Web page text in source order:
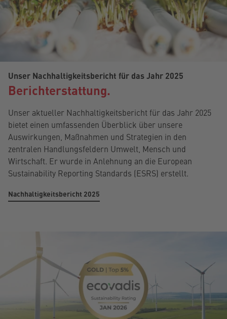
Unser Nachhaltigkeitsbericht für das Jahr 2025
Berichterstattung.
Unser aktueller Nachhaltigkeitsbericht für das Jahr 2025
bietet einen umfassenden Überblick über unsere
Auswirkungen, Maßnahmen und Strategien in den
zentralen Handlungsfeldern Umwelt, Mensch und
Wirtschaft. Er wurde in Anlehnung an die European
Sustainability Reporting Standards (ESRS) erstellt.
Nachhaltigkeitsbericht 2025